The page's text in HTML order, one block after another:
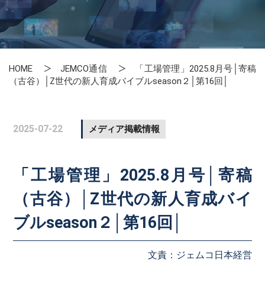
HOME JEMCO通信
「工場管理」2025.8月号│寄稿
（古谷）│Z世代の新人育成バイブルseason２│第16回│
2025-07-22 メディア掲載情報
「工場管理」2025.8月号│寄稿
（古谷）│Z世代の新人育成バイ
ブルseason２│第16回│
文責：ジェムコ日本経営